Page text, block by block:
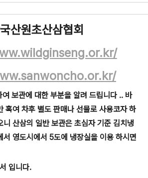
산원초산삼협회
보관에 대한 부분을 알려 드립니다 .. 바
혹여 차후 별도 판매나 선물로 사용코자 하
니 산삼의 일반 보관은 초심자 기준 김치냉
서 영도시에서 5도에 냉장실을 이용 하시면
입니다.